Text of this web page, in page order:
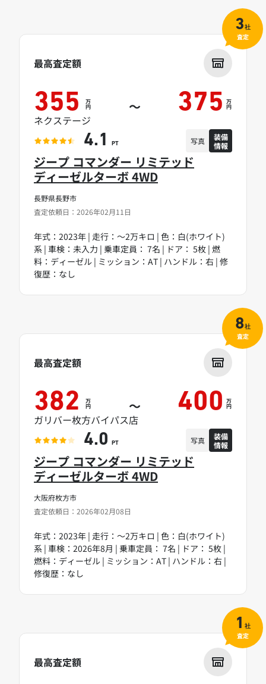
長野県長野市
査定依頼日：2026年02月11日
ジープ コマンダー リミテッド
ディーゼルターボ 4WD
年式：2023年 | 走行：～2万キロ | 色：白(ホワイト)
系 | 車検：未入力 | 乗車定員： 7名 | ドア： 5枚 | 燃
料：ディーゼル | ミッション：AT | ハンドル：右 | 修
復歴：なし
最高査定額
355 万
円 ～ 375 万
円
ネクステージ
4.1 PT 写真
装備
情報
3社
査定
大阪府枚方市
査定依頼日：2026年02月08日
ジープ コマンダー リミテッド
ディーゼルターボ 4WD
年式：2023年 | 走行：～2万キロ | 色：白(ホワイト)
系 | 車検：2026年8月 | 乗車定員： 7名 | ドア： 5枚 |
燃料：ディーゼル | ミッション：AT | ハンドル：右 |
修復歴：なし
最高査定額
382 万
円 ～ 400 万
円
ガリバー枚方バイパス店
4.0 PT 写真
装備
情報
8社
査定
最高査定額
1 社
査定